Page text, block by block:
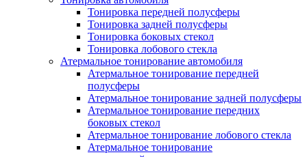
Тонировка передней полусферы
Тонировка задней полусферы
Тонировка боковых стекол
Тонировка лобового стекла
Атермальное тонирование автомобиля
Атермальное тонирование передней
полусферы
Атермальное тонирование задней полусферы
Атермальное тонирование передних
боковых стекол
Атермальное тонирование лобового стекла
Атермальное тонирование